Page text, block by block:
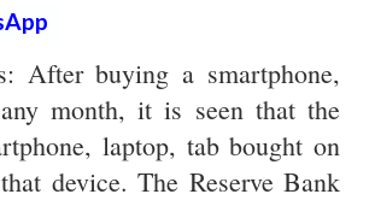
After buying a smartphone,
month, it is seen that the
laptop, tab bought on
device. The Reserve Bank